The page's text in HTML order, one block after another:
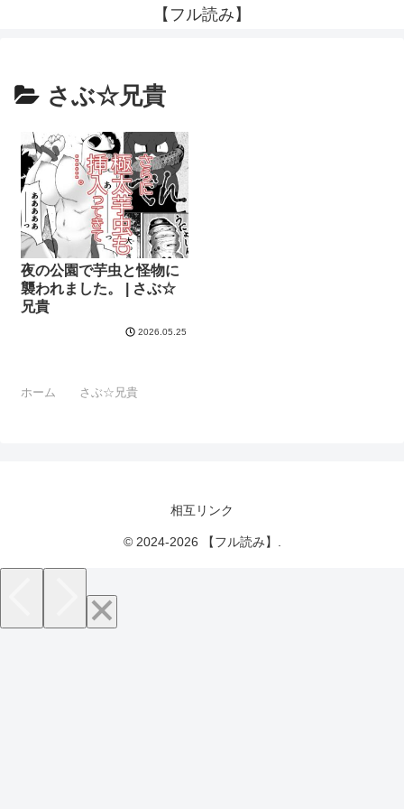
【フル読み】
さぶ☆兄貴
夜の公園で芋虫と怪物に
襲われました。 | さぶ☆
兄貴
2026.05.25
ホーム さぶ☆兄貴
相互リンク
© 2024-2026 【フル読み】.